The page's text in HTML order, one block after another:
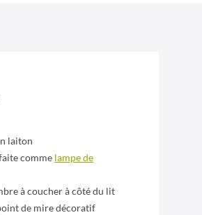
laiton
comme lampe de
à coucher à côté du lit
de mire décoratif